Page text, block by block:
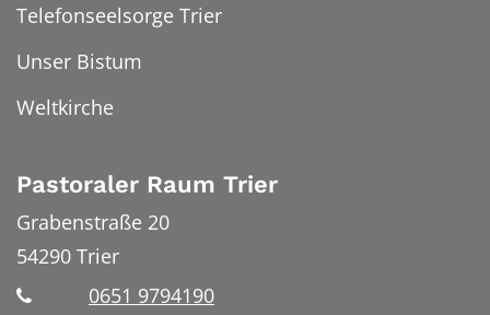
Telefonseelsorge Trier
Unser Bistum
Weltkirche
Pastoraler Raum Trier
Grabenstraße 20
54290 Trier
0651 9794190